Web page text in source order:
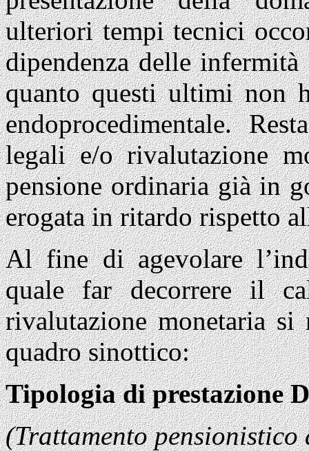
ulteriori tempi tecnici
dipendenza delle
quanto questi ultimi non
endoprocedimentale.
legali e/o rivalutazione
pensione ordinaria già in
erogata in ritardo rispetto
Al fine di agevolare
quale far decorrere il
rivalutazione monetaria
quadro sinottico:
Tipologia di prestazione
(Trattamento